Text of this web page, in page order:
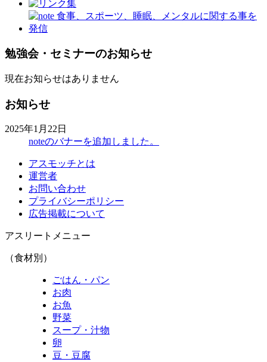
勉強会・セミナーのお知らせ
現在お知らせはありません
お知らせ
2025年1月22日
noteのバナーを追加しました。
アスモッチとは
運営者
お問い合わせ
プライバシーポリシー
広告掲載について
アスリートメニュー
（食材別）
ごはん・パン
お肉
お魚
野菜
スープ・汁物
卵
豆・豆腐